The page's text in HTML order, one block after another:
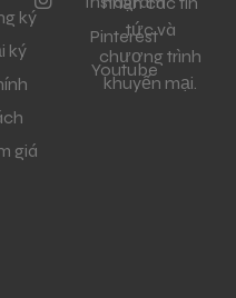
ký
ký
giá
Pinterest
Youtube
tức và
chương trình
khuyến mại.